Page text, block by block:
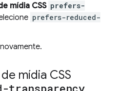
mídia CSS prefers-
prefers-reduced-
mídia CSS
transparency